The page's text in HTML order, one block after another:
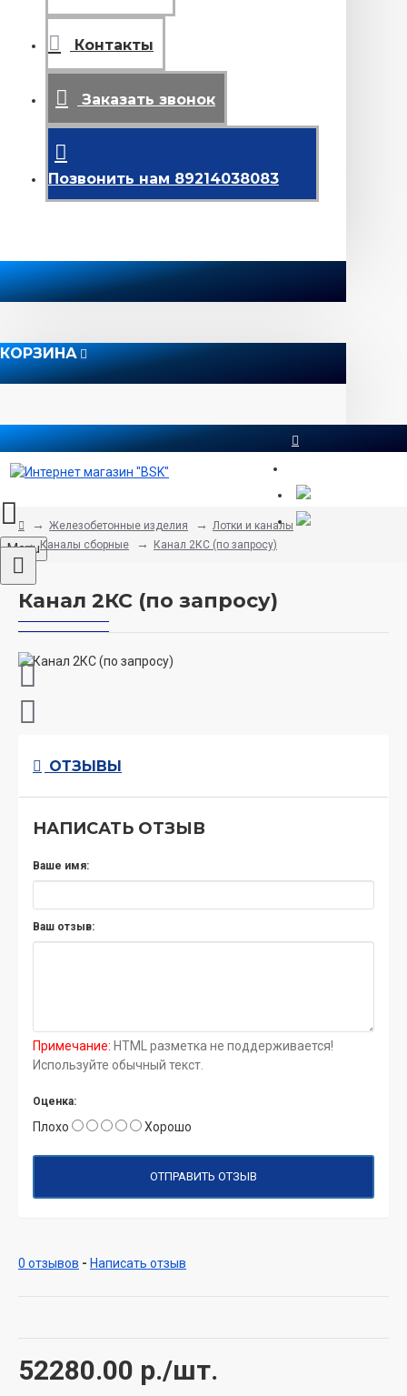
Контакты
Заказать звонок
Позвонить нам 89214038083
КОРЗИНА
Menu
Железобетонные изделия
Лотки и каналы
Каналы сборные
Канал 2КС (по запросу)
Канал 2КС (по запросу)
ОТЗЫВЫ
НАПИСАТЬ ОТЗЫВ
Ваше имя:
Ваш отзыв:
Примечание: HTML разметка не поддерживается!
Используйте обычный текст.
Оценка:
Плохо Хорошо
ОТПРАВИТЬ ОТЗЫВ
0 отзывов - Написать отзыв
52280.00 р./шт.